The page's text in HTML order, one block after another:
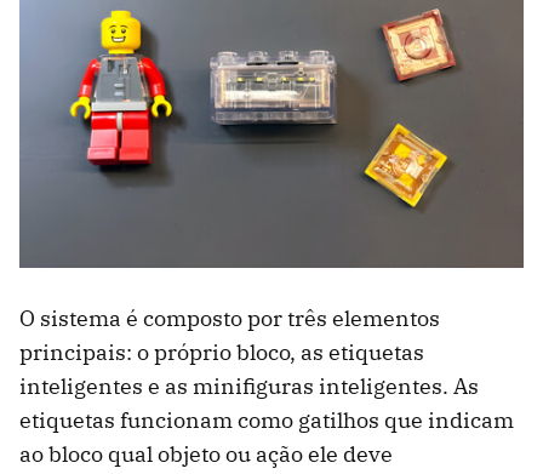
O sistema é composto por três elementos
principais: o próprio bloco, as etiquetas
inteligentes e as minifiguras inteligentes. As
etiquetas funcionam como gatilhos que indicam
ao bloco qual objeto ou ação ele deve